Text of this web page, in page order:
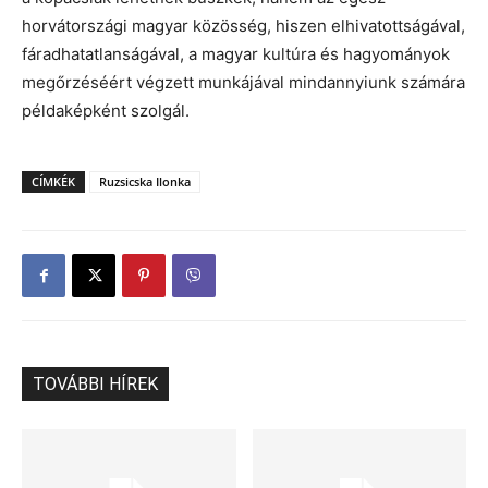
horvátországi magyar közösség, hiszen elhivatottságával,
fáradhatatlanságával, a magyar kultúra és hagyományok
megőrzéséért végzett munkájával mindannyiunk számára
példaképként szolgál.
CÍMKÉK Ruzsicska Ilonka
TOVÁBBI HÍREK